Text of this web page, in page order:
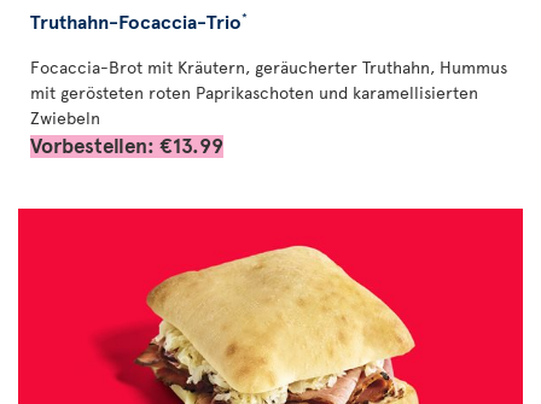
Truthahn-Focaccia-Trio*
Focaccia-Brot mit Kräutern, geräucherter Truthahn, Hummus
mit gerösteten roten Paprikaschoten und karamellisierten
Zwiebeln
Vorbestellen: €13.99